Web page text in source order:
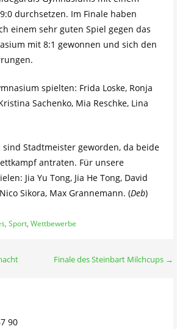
durchsetzen. Im Finale haben
einem sehr guten Spiel gegen das
mit 8:1 gewonnen und sich den
spielten: Frida Loske, Ronja
Sachenko, Mia Reschke, Lina
sind Stadtmeister geworden, da beide
antraten. Für unsere
Jia Yu Tong, Jia He Tong, David
Sikora, Max Grannemann. (Deb)
, Sport, Wettbewerbe
Finale des Steinbart Milchcups →
90